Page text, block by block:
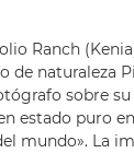
Ranch
de naturaleza
sobre
estado puro
mundo». La